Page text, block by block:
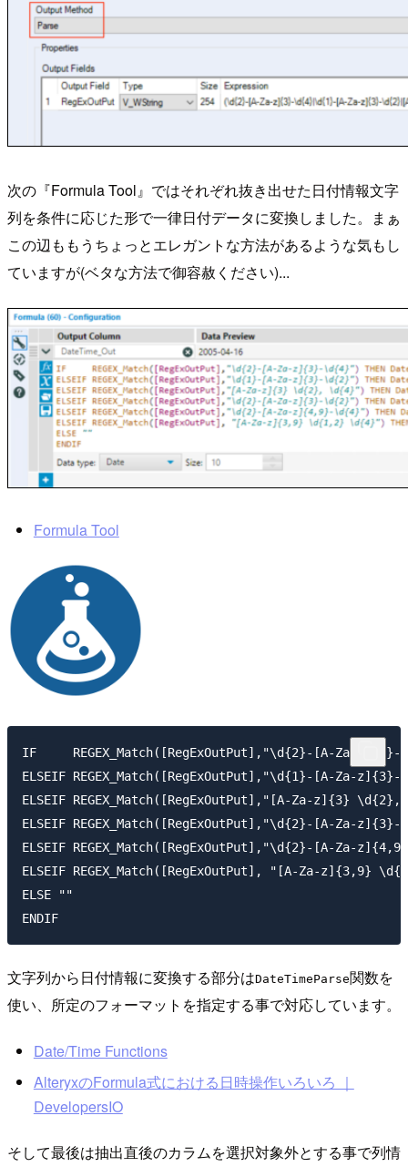
次の『Formula Tool』ではそれぞれ抜き出せた日付情報文字
列を条件に応じた形で一律日付データに変換しました。まぁ
この辺ももうちょっとエレガントな方法があるような気もし
ていますが(ベタな方法で御容赦ください)...
Formula Tool
IF     REGEX_Match([RegExOutPut],"\d{2}-[A-Za-z]{3}-
ELSEIF REGEX_Match([RegExOutPut],"\d{1}-[A-Za-
ELSEIF REGEX_Match([RegExOutPut],"[A-Za-z]{3}
ELSEIF REGEX_Match([RegExOutPut],"\d{2}-[A-Za-
ELSEIF REGEX_Match([RegExOutPut],"\d{2}-[A-Za-
ELSEIF REGEX_Match([RegExOutPut], "[A-Za-z]{3,9}
ELSE ""
文字列から日付情報に変換する部分はDateTimeParse関数を
使い、所定のフォーマットを指定する事で対応しています。
Date/Time Functions
AlteryxのFormula式における日時操作いろいろ ｜
DevelopersIO
そして最後は抽出直後のカラムを選択対象外とする事で列情